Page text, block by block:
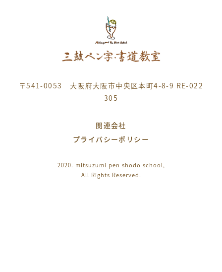
〒541-0053 大阪府大阪市中央区本町4-8-9 RE-022
305
関連会社
プライバシーポリシー
2020. mitsuzumi pen shodo school,
All Rights Reserved.